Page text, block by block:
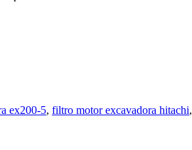
ex200-5, filtro motor excavadora hitachi,